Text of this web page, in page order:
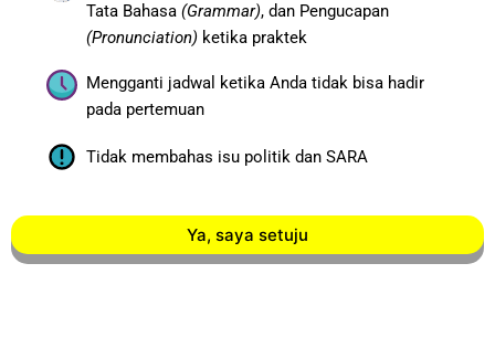
Tata Bahasa (Grammar), dan Pengucapan
(Pronunciation) ketika praktek
Mengganti jadwal ketika Anda tidak bisa hadir
pada pertemuan
Tidak membahas isu politik dan SARA
Ya, saya setuju